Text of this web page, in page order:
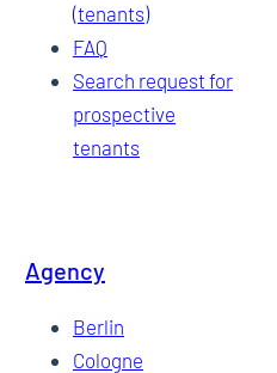
(tenants)
FAQ
Search request for
prospective
tenants
Agency
Berlin
Cologne